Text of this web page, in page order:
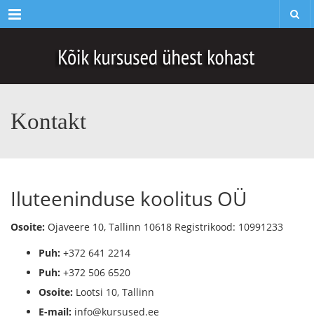
Menu
Kontakt
Iluteeninduse koolitus OÜ
Osoite: Ojaveere 10, Tallinn 10618 Registrikood: 10991233
Puh: +372 641 2214
Puh: +372 506 6520
Osoite: Lootsi 10, Tallinn
E-mail: info@kursused.ee